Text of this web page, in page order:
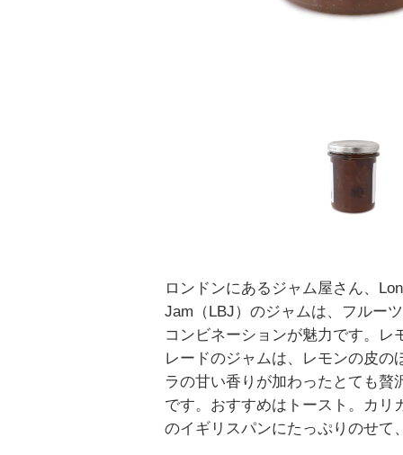
ロンドンにあるジャム屋さん、
Jam（LBJ）のジャムは、フルー
コンビネーションが魅力です。レ
レードのジャムは、レモンの皮の
ラの甘い香りが加わったとても贅
です。おすすめはトースト。カリ
のイギリスパンにたっぷりのせて